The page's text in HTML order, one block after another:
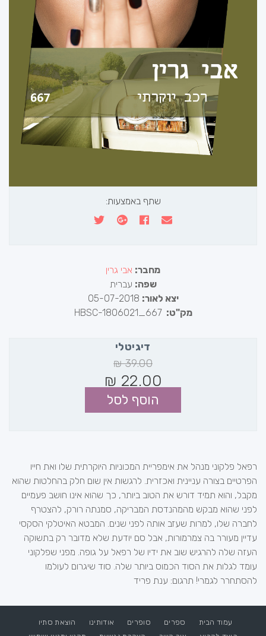
שתף באמצעות:
מחבר: אבי גרין
שפה: עברית
יצא לאור:
מק"ט: HBSC-1806021_667
דיגיטלי
39.00
₪
22.00
₪
הוסף לסל
רפאל פלקוני מנהל את אימפריית המכוניות היוקרתית שלו ואת חייו
הפרטיים בצורה עניינית ואכזרית. לרגשות אין שום חלק בהחלטות שהוא
מקבל, והוא תמיד דורש את הטוב ביותר, כך שהוא אינו חושב פעמיים
לפני שהוא מבקש מהמהנדסת המבריקה, סמנתה רורק, להצטרף
לחברה שלו, למרות שעזב אותה לפני שנים. המבטא האיטלקי הסקסי
עדיין מעורר בה צמרמורות, אבל סם יודעת שלא מדובר רק בתשוקה
העזה שלה להרגיש שוב את ידיו של רפאל על גופה. מפני שפלקוני
עומד לגלות את הסוד הכמוס ביותר שלה. סוד שיגרום לעולמו
להסתחרר לגמרי! תרגום: ענת פריד
עמוד הבית ספרים סופרים אודותינו
הוצאת סתיו